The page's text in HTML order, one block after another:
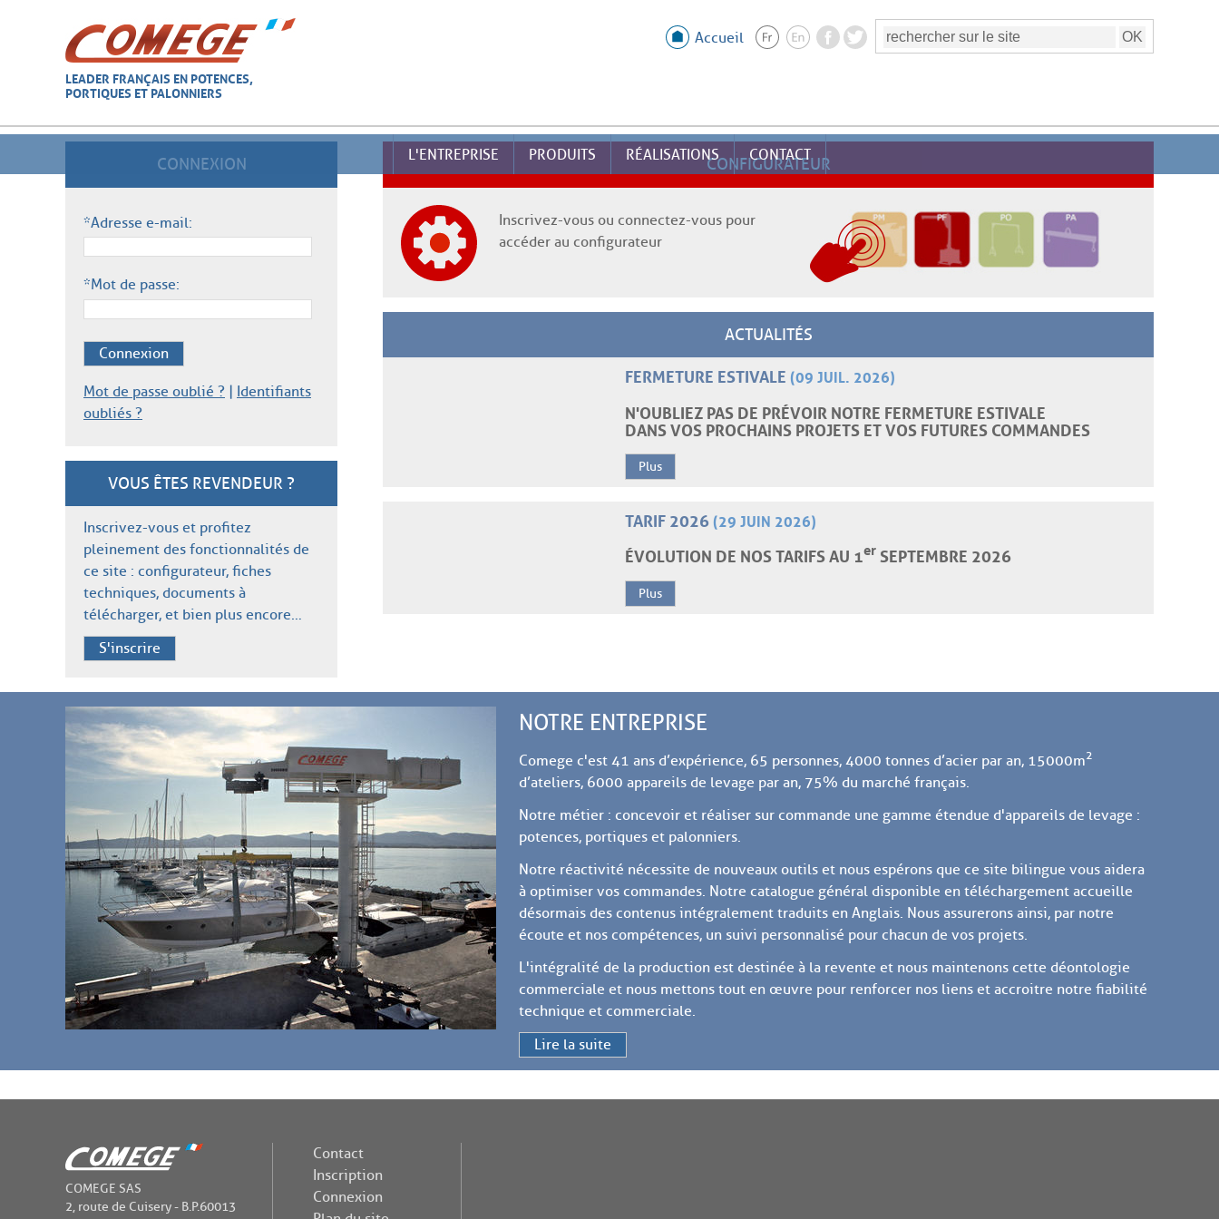
LEADER FRANÇAIS EN POTENCES,
PORTIQUES ET PALONNIERS
Accueil
L'ENTREPRISE PRODUITS RÉALISATIONS CONTACT
CONNEXION
*Adresse e-mail:
*Mot de passe:
Connexion
Mot de passe oublié ? | Identifiants
oubliés ?
VOUS ÊTES REVENDEUR ?
Inscrivez-vous et profitez
pleinement des fonctionnalités de
ce site : configurateur, fiches
techniques, documents à
télécharger, et bien plus encore…
S'inscrire
CONFIGURATEUR
Inscrivez-vous ou connectez-vous pour
accéder au configurateur
ACTUALITÉS
FERMETURE ESTIVALE(09 JUIL. 2026)
N'OUBLIEZ PAS DE PRÉVOIR NOTRE FERMETURE ESTIVALE
DANS VOS PROCHAINS PROJETS ET VOS FUTURES COMMANDES
Plus
TARIF 2026(29 JUIN 2026)
ÉVOLUTION DE NOS TARIFS AU 1erSEPTEMBRE 2026
Plus
NOTRE ENTREPRISE
Comege c'est 41 ans d’expérience, 65 personnes, 4000 tonnes d’acier par an, 15000m2
d’ateliers, 6000 appareils de levage par an, 75% du marché français.
Notre métier : concevoir et réaliser sur commande une gamme étendue d'appareils de levage :
potences, portiques et palonniers.
Notre réactivité nécessite de nouveaux outils et nous espérons que ce site bilingue vous aidera
à optimiser vos commandes. Notre catalogue général disponible en téléchargement accueille
désormais des contenus intégralement traduits en Anglais. Nous assurerons ainsi, par notre
écoute et nos compétences, un suivi personnalisé pour chacun de vos projets.
L'intégralité de la production est destinée à la revente et nous maintenons cette déontologie
commerciale et nous mettons tout en œuvre pour renforcer nos liens et accroitre notre fiabilité
technique et commerciale.
Lire la suite
COMEGE SAS
2, route de Cuisery - B.P.60013
Contact
Inscription
Connexion